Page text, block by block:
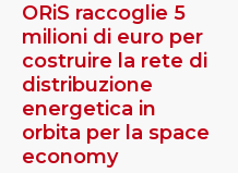
ORiS raccoglie 5
milioni di euro per
costruire la rete di
distribuzione
energetica in
orbita per la space
economy